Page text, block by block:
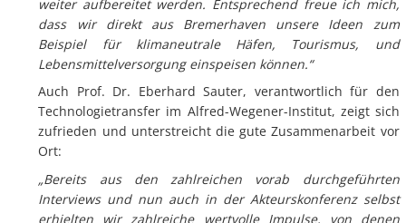
weiter aufbereitet werden. Entsprechend freue ich mich,
dass wir direkt aus Bremerhaven unsere Ideen zum
Beispiel für klimaneutrale Häfen, Tourismus, und
Lebensmittelversorgung einspeisen können.“
Auch Prof. Dr. Eberhard Sauter, verantwortlich für den
Technologietransfer im Alfred-Wegener-Institut, zeigt sich
zufrieden und unterstreicht die gute Zusammenarbeit vor
Ort:
„Bereits aus den zahlreichen vorab durchgeführten
Interviews und nun auch in der Akteurskonferenz selbst
erhielten wir zahlreiche wertvolle Impulse, von denen